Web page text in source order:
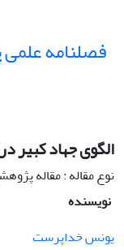
فصلنامه
الگوی جهاد کبیر
نوع مقاله : مقاله
نویسنده
یونس خداپرست